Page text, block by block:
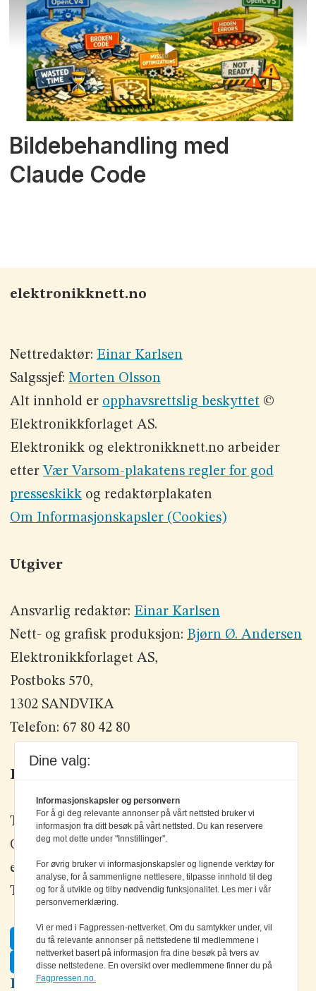
Bildebehandling med
Claude Code
elektronikknett.no
Nettredaktør: Einar Karlsen
Salgssjef: Morten Olsson
Alt innhold er opphavsrettslig beskyttet©
Elektronikkforlaget AS.
Elektronikk og elektronikknett.no arbeider
etter Vær Varsom-plakatens regler for god
presseskikkog redaktørplakaten
Om Informasjonskapsler (Cookies)
Utgiver
Ansvarlig redaktør: Einar Karlsen
Nett- og grafisk produksjon: Bjørn Ø. Andersen
Elektronikkforlaget AS,
Postboks 570,
1302 SANDVIKA
Telefon: 67 80 42 80
Kontakt oss
Tlf: +47 67 80 42 80
Olav Brunborgs vei 6, 1396 Billingstad
epost: elektronikk@elektronikkforlaget.no
Tips oss:tips@elektronikkforlaget.no
Facebook
Twitter
LinkedIn
Dine valg:
Informasjonskapsler og personvern
For å gi deg relevante annonser på vårt nettsted bruker vi
informasjon fra ditt besøk på vårt nettsted. Du kan reservere
deg mot dette under "Innstillinger".
For øvrig bruker vi informasjonskapsler og lignende verktøy for
analyse, for å sammenligne nettlesere, tilpasse innhold til deg
og for å utvikle og tilby nødvendig funksjonalitet. Les mer i vår
personvernerklæring.
Vi er med i Fagpressen-nettverket. Om du samtykker under, vil
du få relevante annonser på nettstedene til medlemmene i
nettverket basert på informasjon fra dine besøk på tvers av
disse nettstedene. En oversikt over medlemmene finner du på
Fagpressen.no.